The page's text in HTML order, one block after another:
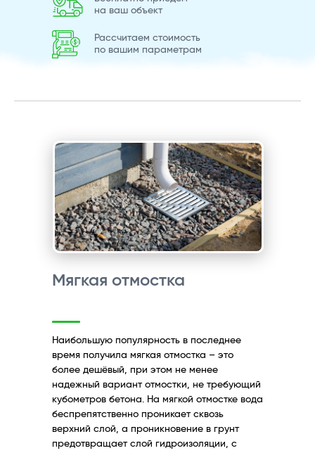
на ваш объект
Рассчитаем стоимость
по вашим параметрам
Мягкая отмостка
Наибольшую популярность в последнее
время получила мягкая отмостка – это
более дешёвый, при этом не менее
надежный вариант отмостки, не требующий
кубометров бетона. На мягкой отмостке вода
беспрепятственно проникает сквозь
верхний слой, а проникновение в грунт
предотвращает слой гидроизоляции, с